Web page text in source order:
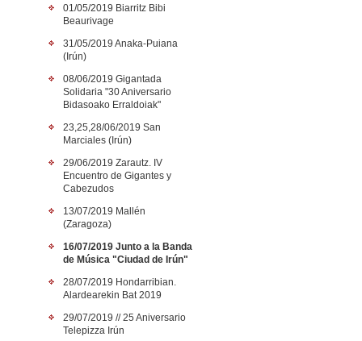
01/05/2019 Biarritz Bibi
Beaurivage
31/05/2019 Anaka-Puiana
(Irún)
08/06/2019 Gigantada
Solidaria "30 Aniversario
Bidasoako Erraldoiak"
23,25,28/06/2019 San
Marciales (Irún)
29/06/2019 Zarautz. IV
Encuentro de Gigantes y
Cabezudos
13/07/2019 Mallén
(Zaragoza)
16/07/2019 Junto a la Banda
de Música "Ciudad de Irún"
28/07/2019 Hondarribian.
Alardearekin Bat 2019
29/07/2019 // 25 Aniversario
Telepizza Irún